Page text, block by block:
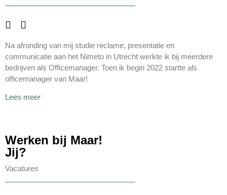
Na afronding van mij studie reclame, presentatie en
communicatie aan het Nimeto in Utrecht werkte ik bij meerdere
bedrijven als Officemanager. Toen ik begin 2022 startte als
officemanager van Maar!
Lees meer
Werken bij Maar!
Jij?
Vacatures